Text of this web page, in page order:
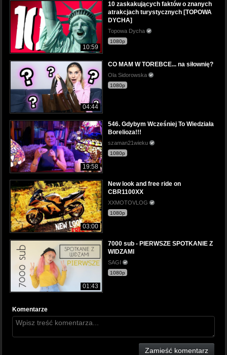
10:59
10 zaskakujących faktów o znanych
atrakcjach turystycznych [TOPOWA
DYCHA]
Topowa Dycha
1080p
04:44
CO MAM W TOREBCE... na siłownię?
Ola Sidorowska
1080p
19:58
546. Gdybym Wcześniej To Wiedziała
Borelioza!!!
szaman21wieku
1080p
03:00
New look and free ride on
CBR1100XX
XXMOTOVLOG
1080p
01:43
7000 sub - PIERWSZE SPOTKANIE Z
WIDZAMI
SAGI
1080p
Komentarze
Zamieść komentarz